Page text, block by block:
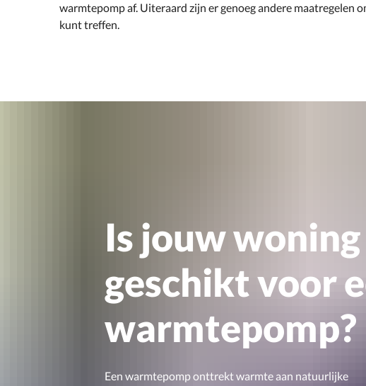
warmtepomp af. Uiteraard zijn er genoeg andere maatregelen
kunt treffen.
Is jouw woning
geschikt voor
warmtepomp?
Een warmtepomp onttrekt warmte aan natuurlijke